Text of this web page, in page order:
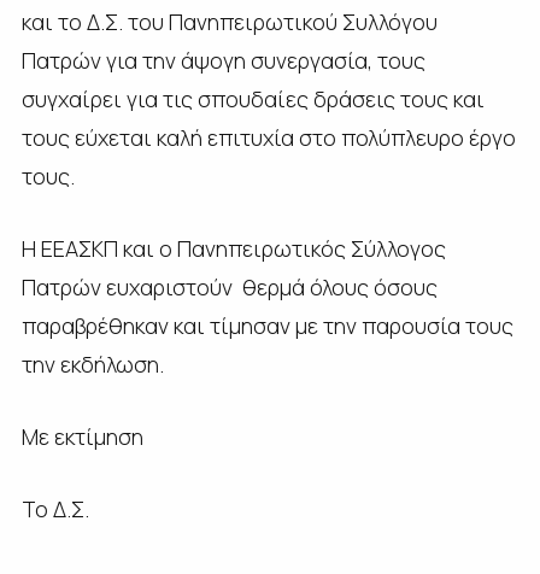
και το Δ.Σ. του Πανηπειρωτικού Συλλόγου
Πατρών για την άψογη συνεργασία, τους
συγχαίρει για τις σπουδαίες δράσεις τους και
τους εύχεται καλή επιτυχία στο πολύπλευρο έργο
τους.
Η ΕΕΑΣΚΠ και ο Πανηπειρωτικός Σύλλογος
Πατρών ευχαριστούν θερμά όλους όσους
παραβρέθηκαν και τίμησαν με την παρουσία τους
την εκδήλωση.
Με εκτίμηση
Το Δ.Σ.